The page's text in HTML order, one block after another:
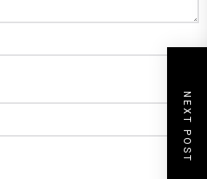
NEXT POST